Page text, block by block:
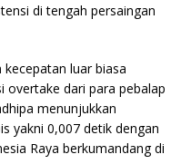
di tengah persaingan
luar biasa
overtake dari para pebalap
menunjukkan
yakni 0,007 detik dengan
Raya berkumandang di